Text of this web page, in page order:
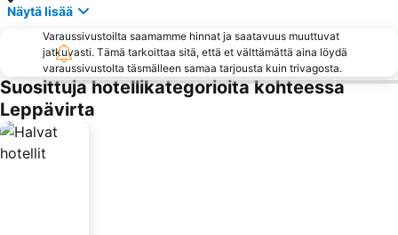
Näytä lisää
Varaussivustoilta saamamme hinnat ja saatavuus muuttuvat
jatkuvasti. Tämä tarkoittaa sitä, että et välttämättä aina löydä
varaussivustolta täsmälleen samaa tarjousta kuin trivagosta.
Suosittuja hotellikategorioita kohteessa
Leppävirta